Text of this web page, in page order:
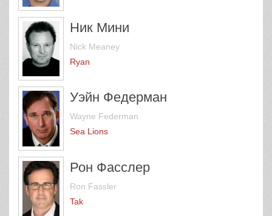
Ник Мини
Nick Meaney
Ryan
Уэйн Федерман
Wayne Federman
Sea Lions
Рон Фасслер
Ron Fassler
Tak